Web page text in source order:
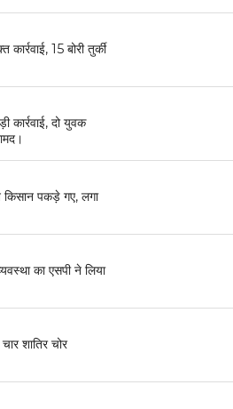
15 बोरी तुर्की
कार्रवाई, दो युवक
किसान पकड़े गए, लगा
का एसपी ने लिया
शातिर चोर